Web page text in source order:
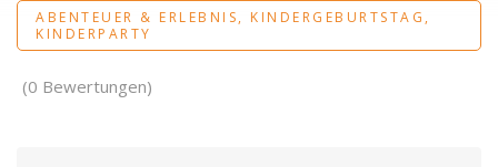
ABENTEUER & ERLEBNIS, KINDERGEBURTSTAG,
KINDERPARTY
(0 Bewertungen)